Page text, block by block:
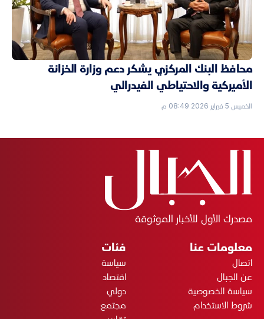
محافظ البنك المركزي يشكر دعم وزارة الخزانة
الأميركية والاحتياطي الفيدرالي
الخميس 5 فبراير 2026 08:49 م
مصدرك الأول للأخبار الموثوقة
معلومات عنا
اتصال
عن الجبال
سياسة الخصوصية
شروط الاستخدام
فئات
سياسة
اقتصاد
دولي
مجتمع